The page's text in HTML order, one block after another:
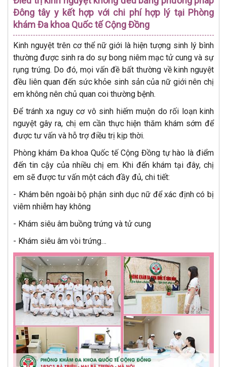
Đông tây y kết hợp với chi phí hợp lý tại Phòng
khám Đa khoa Quốc tế Cộng Đồng
Kinh nguyệt trên cơ thể nữ giới là hiện tượng sinh lý bình
thường được sinh ra do sự bong niêm mạc tử cung và sự
rụng trứng. Do đó, mọi vấn đề bất thường về kinh nguyệt
đều liên quan đến sức khỏe sinh sản của nữ giới nên chị
em không nên chủ quan coi thường bệnh.
Để tránh xa nguy cơ vô sinh hiếm muộn do rối loạn kinh
nguyệt gây ra, chị em cần thực hiện thăm khám sớm để
được tư vấn và hỗ trợ điều trị kịp thời.
Phòng khám Đa khoa Quốc tế Cộng Đồng tự hào là điểm
đến tin cậy của nhiều chị em. Khi đến khám tại đây, chị
em sẽ được tư vấn một cách đầy đủ, chi tiết:
- Khám bên ngoài bộ phận sinh dục nữ để xác định có bị
viêm nhiễm hay không
- Khám siêu âm buồng trứng và tử cung
- Khám siêu âm vòi trứng…